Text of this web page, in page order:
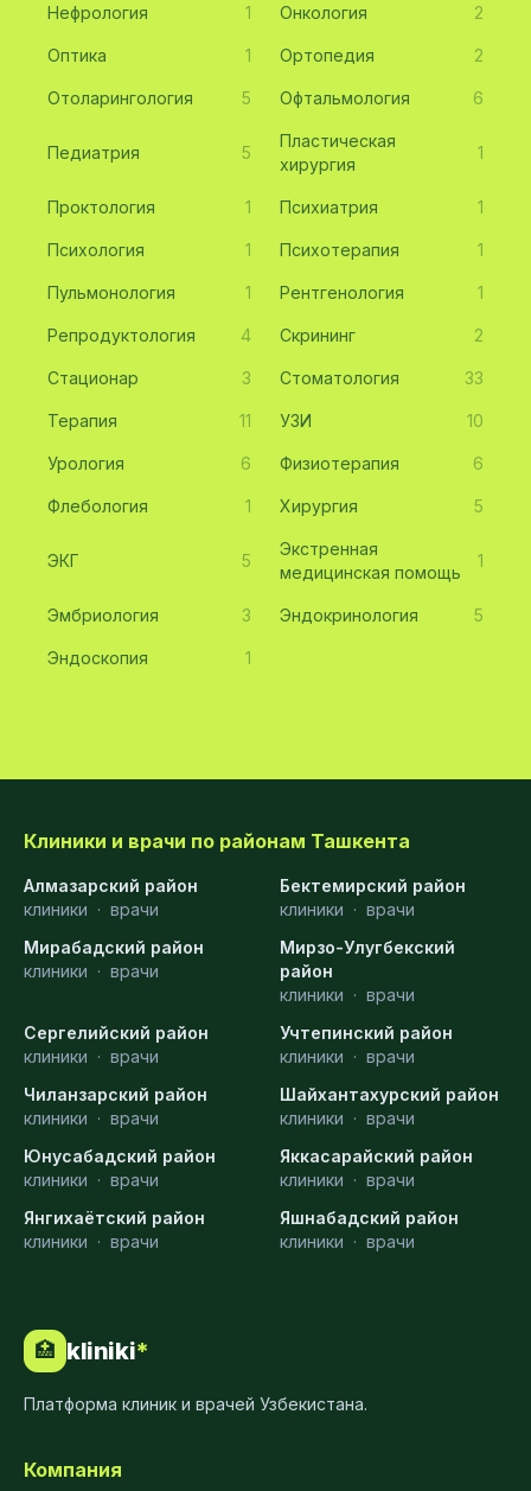
Нефрология 1 Онкология 2
Оптика 1 Ортопедия 2
Отоларингология 5 Офтальмология 6
Педиатрия 5
Пластическая
хирургия
1
Проктология 1 Психиатрия 1
Психология 1 Психотерапия 1
Пульмонология 1 Рентгенология 1
Репродуктология 4 Скрининг 2
Стационар 3 Стоматология 33
Терапия 11 УЗИ 10
Урология 6 Физиотерапия 6
Флебология 1 Хирургия 5
ЭКГ 5
Экстренная
медицинская помощь
1
Эмбриология 3 Эндокринология 5
Эндоскопия 1
Клиники и врачи по районам Ташкента
Алмазарский район
клиники · врачи
Бектемирский район
клиники · врачи
Мирабадский район
клиники · врачи
Мирзо-Улугбекский
район
клиники · врачи
Сергелийский район
клиники · врачи
Учтепинский район
клиники · врачи
Чиланзарский район
клиники · врачи
Шайхантахурский район
клиники · врачи
Юнусабадский район
клиники · врачи
Яккасарайский район
клиники · врачи
Янгихаётский район
клиники · врачи
Яшнабадский район
клиники · врачи
🏥 kliniki*
Платформа клиник и врачей Узбекистана.
Компания